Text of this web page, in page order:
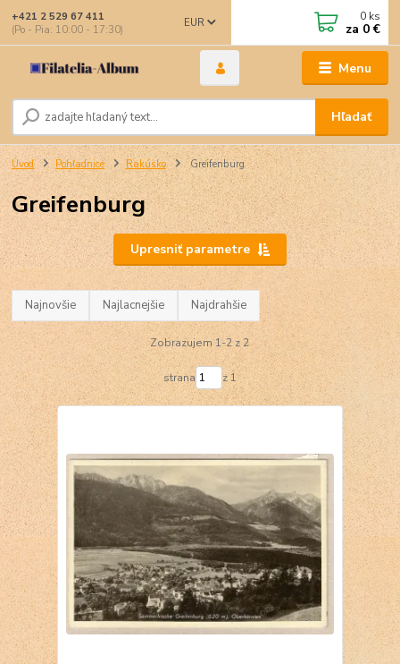
Menu
EUR
Hľadať
+421 2 529 67 411
(Po - Pia: 10:00 - 17:30)
0 ks
za 0 €
Úvod Pohľadnice Rakúsko Greifenburg
Greifenburg
Upresniť parametre
Najnovšie Najlacnejšie Najdrahšie
Zobrazujem 1-2 z 2
strana z 1